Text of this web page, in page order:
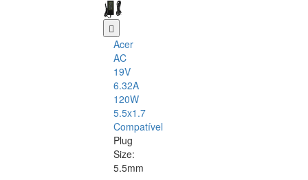
Acer
AC
19V
6.32A
120W
5.5x1.7
Compatível
Plug
Size:
5.5mm